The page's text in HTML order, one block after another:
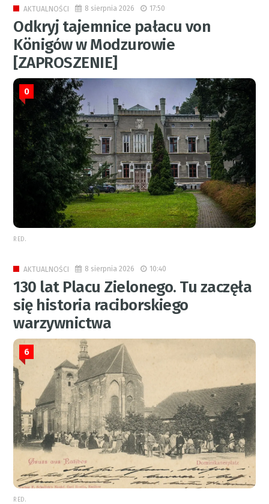
AKTUALNOŚCI 8 sierpnia 2026 17:50
Odkryj tajemnice pałacu von
Königów w Modzurowie
[ZAPROSZENIE]
0
RED.
AKTUALNOŚCI 8 sierpnia 2026 10:40
130 lat Placu Zielonego. Tu zaczęła
się historia raciborskiego
warzywnictwa
6
RED.